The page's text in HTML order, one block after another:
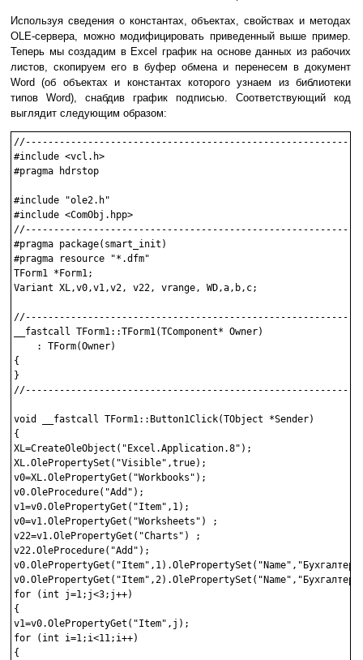
Используя сведения о константах, объектах, свойствах и методах
OLE-сервера, можно модифицировать приведенный выше пример.
Теперь мы создадим в Excel график на основе данных из рабочих
листов, скопируем его в буфер обмена и перенесем в документ
Word (об объектах и константах которого узнаем из библиотеки
типов Word), снабдив график подписью. Соответствующий код
выглядит следующим образом:
#include <vcl.h>
#pragma hdrstop
#include "ole2.h"
#include <ComObj.hpp>
#pragma package(smart_init)
#pragma resource "*.dfm"
TForm1 *Form1;
Variant XL,v0,v1,v2, v22, vrange, WD,a,b,c;
__fastcall TForm1::TForm1(TComponent* Owner)
    : TForm(Owner)
{
}
void __fastcall TForm1::Button1Click(TObject *Sender)
{
XL=CreateOleObject("Excel.Application.8");
XL.OlePropertySet("Visible",true);
v0=XL.OlePropertyGet("Workbooks");
v0.OleProcedure("Add");
v1=v0.OlePropertyGet("Item",1);
v0=v1.OlePropertyGet("Worksheets") ;
v22=v1.OlePropertyGet("Charts") ;
v22.OleProcedure("Add");
for (int j=1;j<3;j++)
{
v1=v0.OlePropertyGet("Item",j);
for (int i=1;i<11;i++)
{